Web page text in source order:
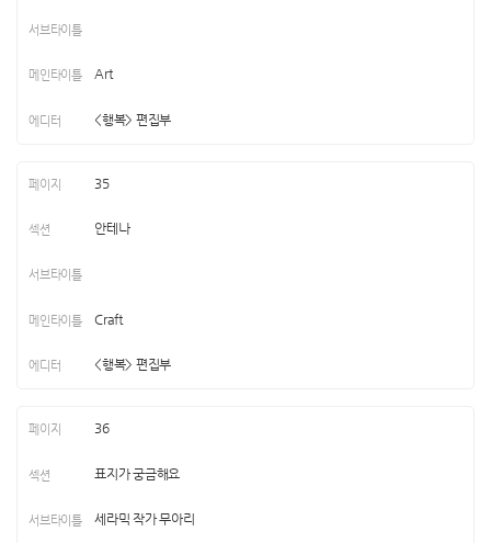
Art
<행복> 편집부
35
안테나
Craft
<행복> 편집부
36
표지가 궁금해요
세라믹 작가 무아리